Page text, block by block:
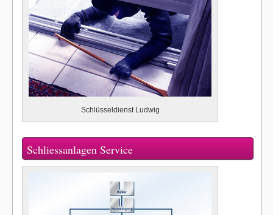
Schlüsseldienst Ludwig
Schliessanlagen Service